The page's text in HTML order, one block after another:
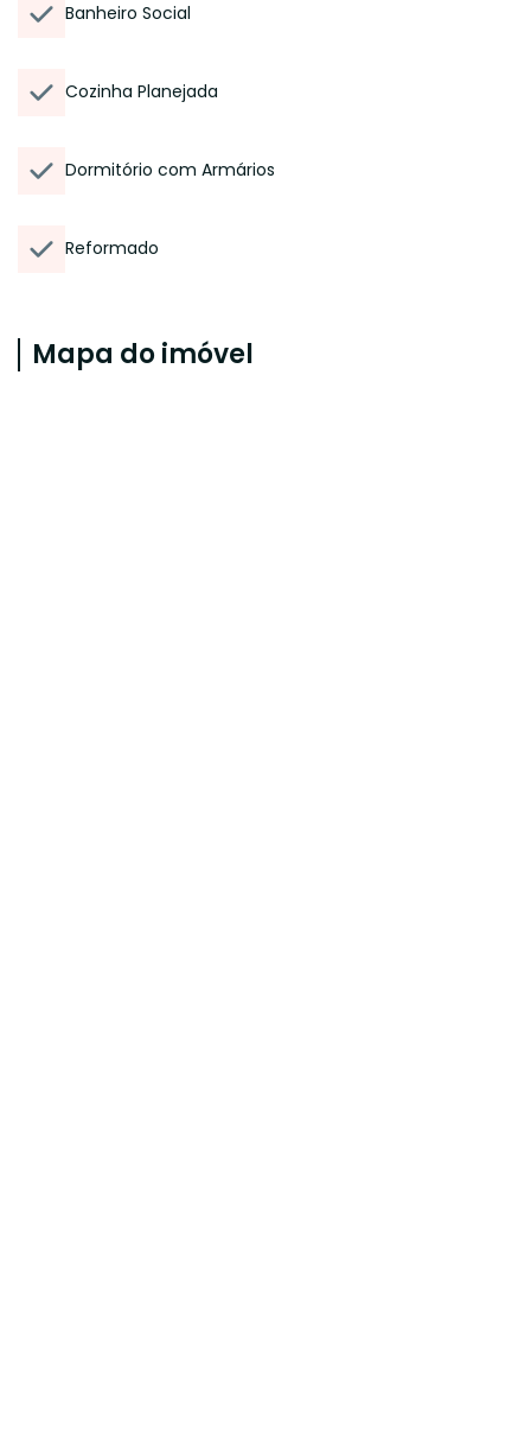
Banheiro Social
Cozinha Planejada
Dormitório com Armários
Reformado
Mapa do imóvel